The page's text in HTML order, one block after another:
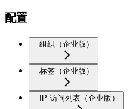
配置
组织（企业版）
标签（企业版）
IP 访问列表（企业版）